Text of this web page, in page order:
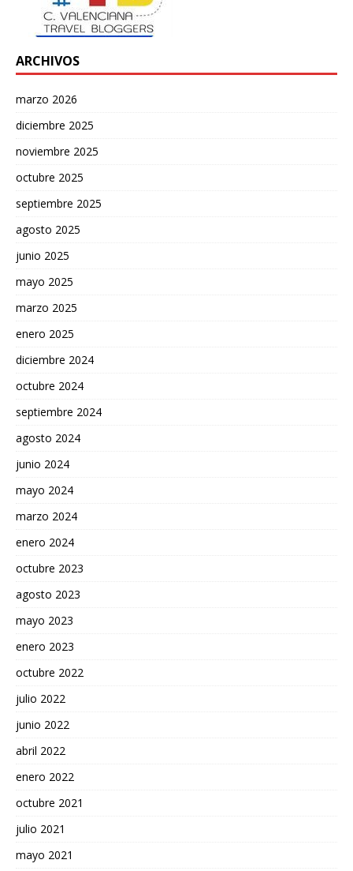
ARCHIVOS
marzo 2026
diciembre 2025
noviembre 2025
octubre 2025
septiembre 2025
agosto 2025
junio 2025
mayo 2025
marzo 2025
enero 2025
diciembre 2024
octubre 2024
septiembre 2024
agosto 2024
junio 2024
mayo 2024
marzo 2024
enero 2024
octubre 2023
agosto 2023
mayo 2023
enero 2023
octubre 2022
julio 2022
junio 2022
abril 2022
enero 2022
octubre 2021
julio 2021
mayo 2021